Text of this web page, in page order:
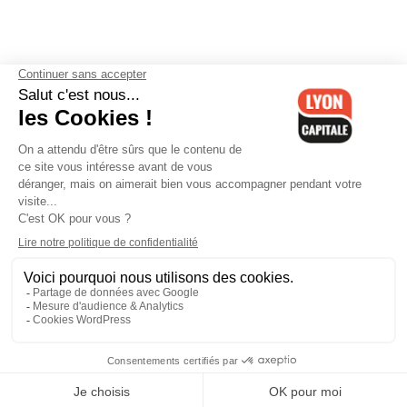
Contactez-nous-Mentions légales-CGV-Politique de
confidentialité-Gestion des cookies
Cedex 06